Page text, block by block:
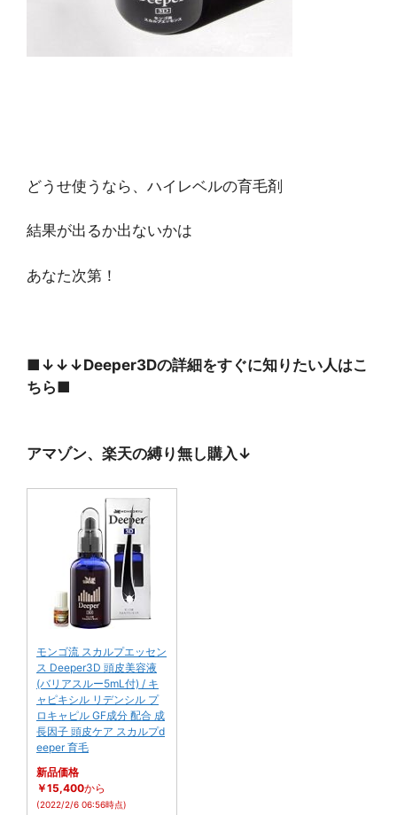
どうせ使うなら、ハイレベルの育毛剤
結果が出るか出ないかは
あなた次第！
■↓↓↓Deeper3Dの詳細をすぐに知りたい人はこ
ちら■
アマゾン、楽天の縛り無し購入↓
モンゴ流 スカルプエッセン
ス Deeper3D 頭皮美容液
(バリアスルー5mL付) / キ
ャピキシル リデンシル プ
ロキャピル GF成分 配合 成
長因子 頭皮ケア スカルプd
eeper 育毛
新品価格
￥15,400から
(2022/2/6 06:56時点)